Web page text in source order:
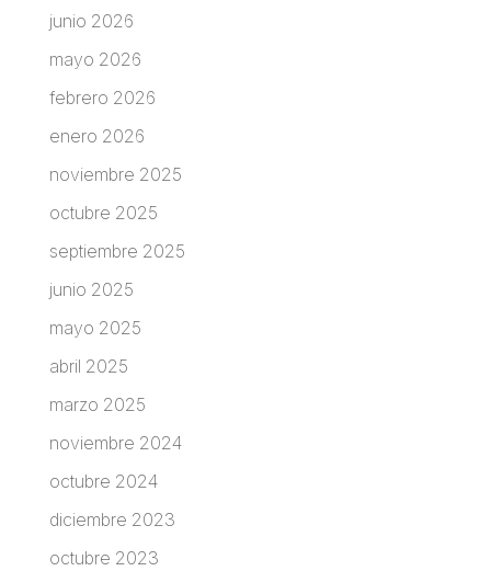
junio 2026
mayo 2026
febrero 2026
enero 2026
noviembre 2025
octubre 2025
septiembre 2025
junio 2025
mayo 2025
abril 2025
marzo 2025
noviembre 2024
octubre 2024
diciembre 2023
octubre 2023